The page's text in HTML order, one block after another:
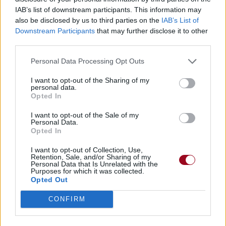
IAB’s list of downstream participants. This information may
also be disclosed by us to third parties on the IAB’s List of
Downstream Participants that may further disclose it to other
Personal Data Processing Opt Outs
I want to opt-out of the Sharing of my
personal data.
Opted In
I want to opt-out of the Sale of my
Personal Data.
Opted In
I want to opt-out of Collection, Use,
Retention, Sale, and/or Sharing of my
Personal Data that Is Unrelated with the
Purposes for which it was collected.
Opted Out
CONFIRM